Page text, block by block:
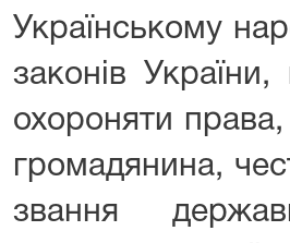
Українському
законів
охороняти права,
громадянина,
звання